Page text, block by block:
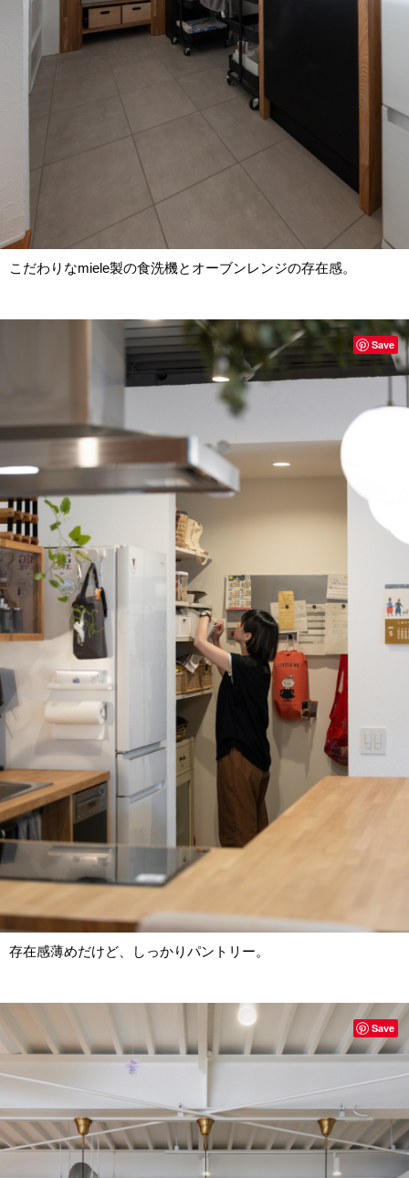
こだわりなmiele製の食洗機とオーブンレンジの存在感。
存在感薄めだけど、しっかりパントリー。
Save
Save